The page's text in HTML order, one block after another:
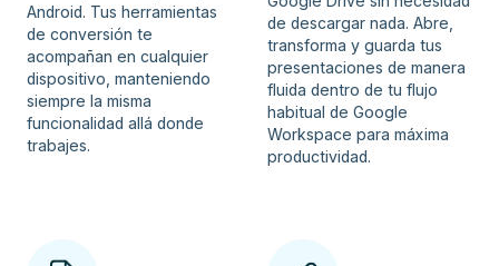
Android. Tus herramientas
de conversión te
acompañan en cualquier
dispositivo, manteniendo
siempre la misma
funcionalidad allá donde
trabajes.
de descargar nada. Abre,
transforma y guarda tus
presentaciones de manera
fluida dentro de tu flujo
habitual de Google
Workspace para máxima
productividad.